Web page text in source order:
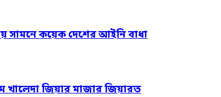
সামনে কয়েক দেশের আইনি বাধা
খালেদা জিয়ার মাজার জিয়ারত